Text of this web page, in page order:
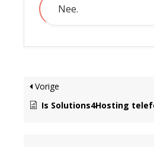
Nee.
Vorige
Is Solutions4Hosting telefonisch of via